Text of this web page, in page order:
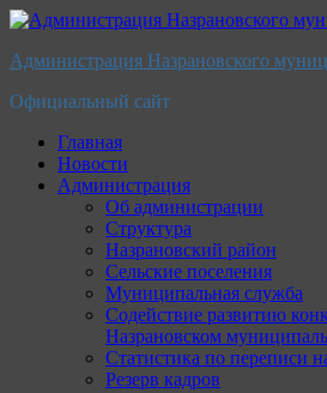
Перейти
содержимому
Администрация Назрановского
Официальный сайт
Главная
Новости
Администрация
Об администрации
Структура
Назрановский район
Сельские поселения
Муниципальная служба
Содействие развитию
Назрановском
Статистика по переписи
Резерв кадров